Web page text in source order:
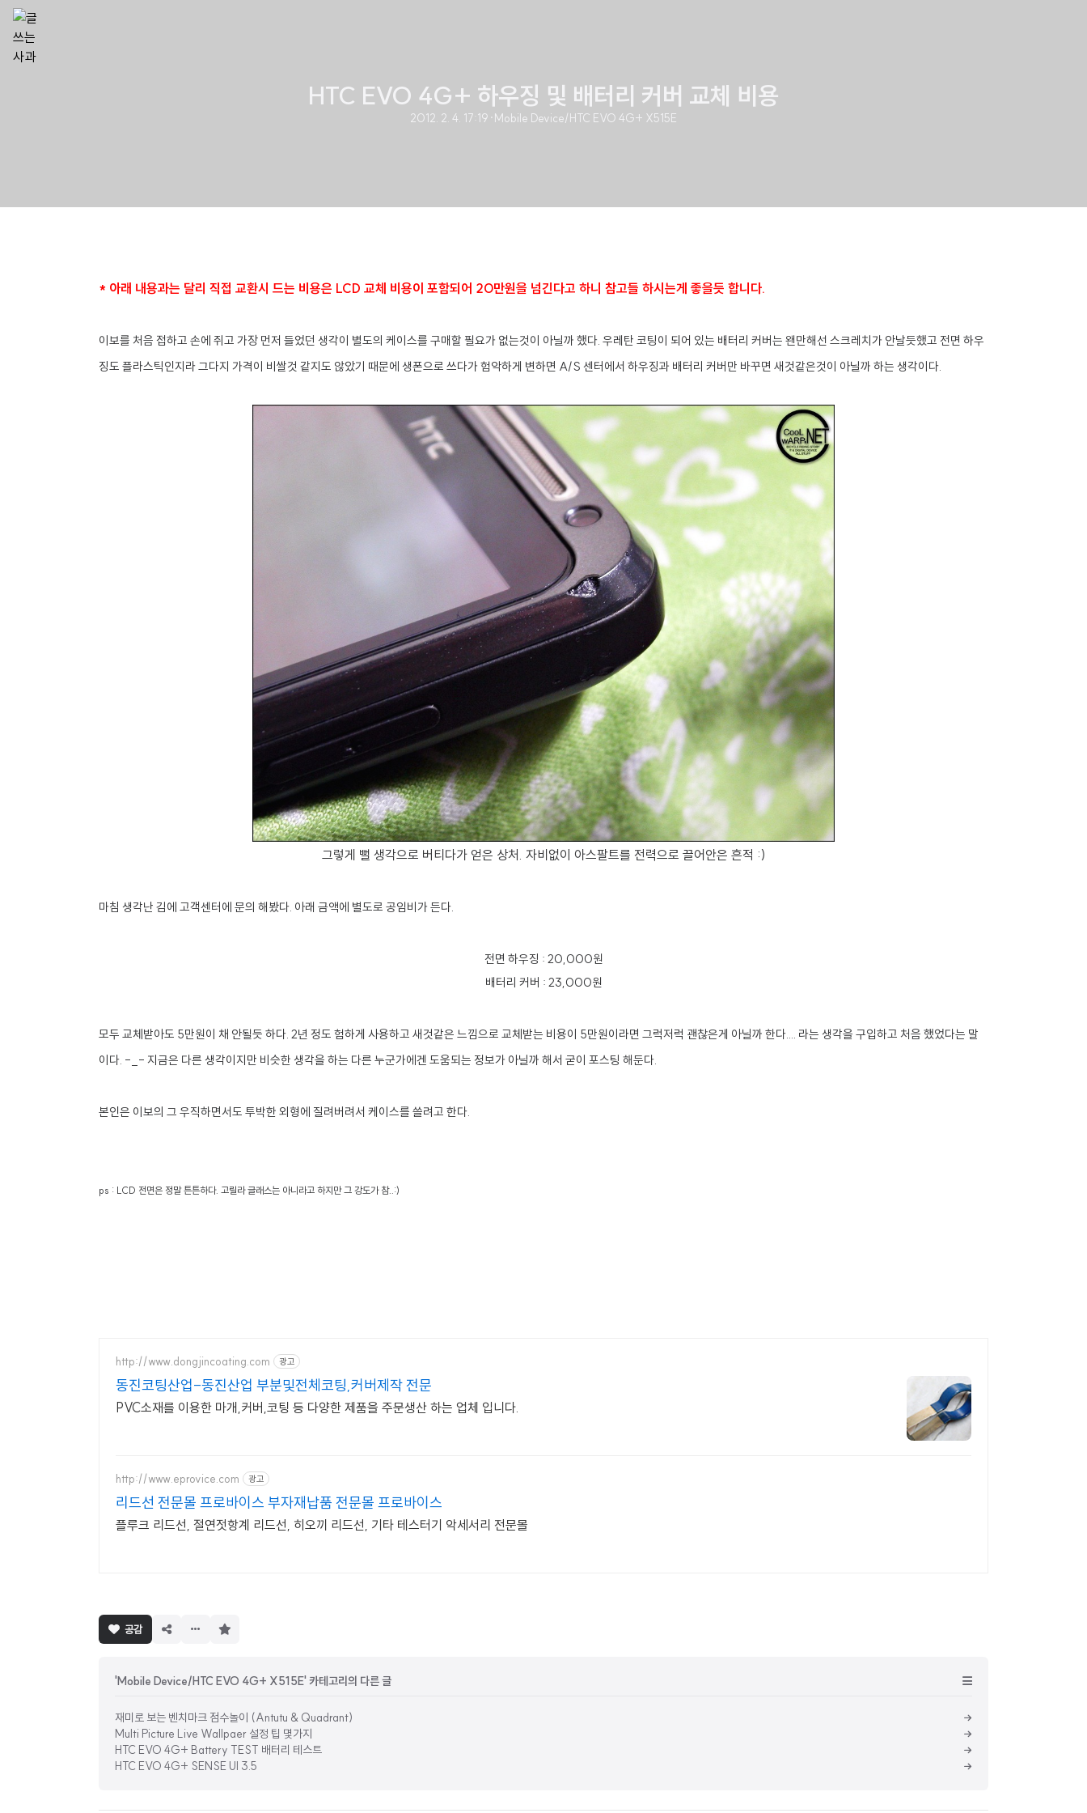
HTC EVO 4G+ 하우징 및 배터리 커버 교체 비용
2012. 2. 4. 17:19 ·Mobile Device/HTC EVO 4G+ X515E
* 아래 내용과는 달리 직접 교환시 드는 비용은 LCD 교체 비용이 포함되어 20만원을 넘긴다고 하니 참고들 하시는게 좋을듯 합니다.
이보를 처음 접하고 손에 쥐고 가장 먼저 들었던 생각이 별도의 케이스를 구매할 필요가 없는것이 아닐까 했다. 우레탄 코팅이 되어 있는 배터리 커버는 왠만해선 스크레치가 안날듯했고 전면 하우
징도 플라스틱인지라 그다지 가격이 비쌀것 같지도 않았기 때문에 생폰으로 쓰다가 험악하게 변하면 A/S 센터에서 하우징과 배터리 커버만 바꾸면 새것같은것이 아닐까 하는 생각이다.
그렇게 뻘 생각으로 버티다가 얻은 상처. 자비없이 아스팔트를 전력으로 끌어안은 흔적 :)
마침 생각난 김에 고객센터에 문의 해봤다. 아래 금액에 별도로 공임비가 든다.
전면 하우징 : 20,000원
배터리 커버 : 23,000원
모두 교체받아도 5만원이 채 안될듯 하다. 2년 정도 험하게 사용하고 새것같은 느낌으로 교체받는 비용이 5만원이라면 그럭저럭 괜찮은게 아닐까 한다.... 라는 생각을 구입하고 처음 했었다는 말
이다. -_- 지금은 다른 생각이지만 비슷한 생각을 하는 다른 누군가에겐 도움되는 정보가 아닐까 해서 굳이 포스팅 해둔다.
본인은 이보의 그 우직하면서도 투박한 외형에 질려버려서 케이스를 쓸려고 한다.
ps : LCD 전면은 정말 튼튼하다. 고릴라 글래스는 아니라고 하지만 그 강도가 참..:)
http://www.dongjincoating.com 광고
동진코팅산업-동진산업 부분및전체코팅,커버제작 전문
PVC소재를 이용한 마개,커버,코팅 등 다양한 제품을 주문생산 하는 업체 입니다.
http://www.eprovice.com 광고
리드선 전문몰 프로바이스 부자재납품 전문몰 프로바이스
플루크 리드선, 절연젓항계 리드선, 히오끼 리드선, 기타 테스터기 악세서리 전문몰
공감
'Mobile Device/HTC EVO 4G+ X515E' 카테고리의 다른 글
재미로 보는 벤치마크 점수놀이 (Antutu & Quadrant)
Multi Picture Live Wallpaer 설정 팁 몇가지
HTC EVO 4G+ Battery TEST 배터리 테스트
HTC EVO 4G+ SENSE UI 3.5